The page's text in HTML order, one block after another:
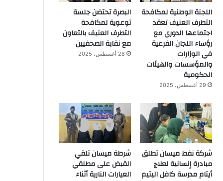
اللجنة الوطنية لمكافحة
التطرف العنيف تعقد
اجتماعها الدوري مع
رؤساء اللجان الفرعية
في الوزارات
والمؤسسات والهيئات
الحكومية
29 أغسطس، 2025
البصرة تحتضن جلسة
توعوية لمكافحة
التطرف العنيف بالتعاون
مع نقابة الصحفيين
28 أغسطس، 2025
شركة نفط ميسان تطلق
مبادرة إنسانية لعلاج
أيتام مدرسة كافل اليتيم
شرطة ميسان تلقي
القبض على مطلقي
العيارات النارية أثناء